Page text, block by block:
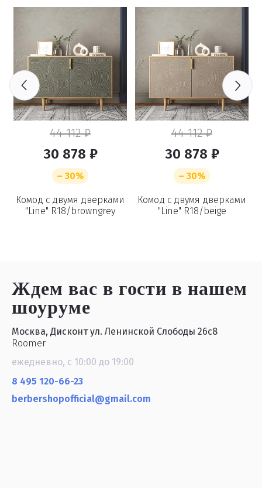
44 112 ₽
30 878 ₽
– 30%
Комод с двумя дверками
"Line" R18/browngrey
44 112 ₽
30 878 ₽
– 30%
Комод с двумя дверками
"Line" R18/beige
Ждем вас в гостив нашем
шоуруме
Москва, Дисконт ул. Ленинской Слободы 26с8
Roomer
ежедневно, с 10:00 до 19:00
8 495 120-66-23
berbershopofficial@gmail.com
Удалить